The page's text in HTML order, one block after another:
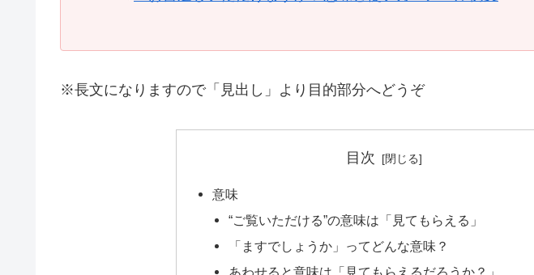
※長文になりますので「見出し」より目的部分へどうぞ
目次
意味
“ご覧いただける”の意味は「見てもらえる」
「ますでしょうか」ってどんな意味？